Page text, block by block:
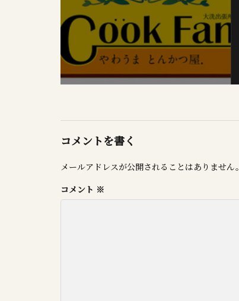
コメントを書く
メールアドレスが公開されることはありません。
コメント ※